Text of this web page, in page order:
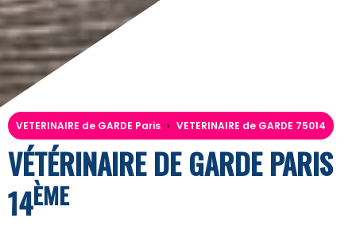
VETERINAIRE de GARDE Paris › VETERINAIRE de GARDE 75014
VÉTÉRINAIRE DE GARDE PARIS
14ÈME